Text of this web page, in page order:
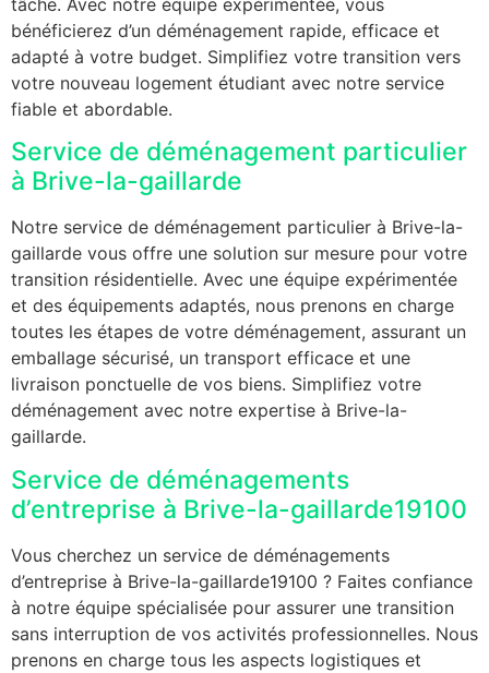
bénéficierez d’un déménagement rapide, efficace et
adapté à votre budget. Simplifiez votre transition vers
votre nouveau logement étudiant avec notre service
fiable et abordable.
Service de déménagement particulier
à Brive-la-gaillarde
Notre service de déménagement particulier à Brive-la-
gaillarde vous offre une solution sur mesure pour votre
transition résidentielle. Avec une équipe expérimentée
et des équipements adaptés, nous prenons en charge
toutes les étapes de votre déménagement, assurant un
emballage sécurisé, un transport efficace et une
livraison ponctuelle de vos biens. Simplifiez votre
déménagement avec notre expertise à Brive-la-
gaillarde.
Service de déménagements
d’entreprise à Brive-la-gaillarde19100
Vous cherchez un service de déménagements
d’entreprise à Brive-la-gaillarde19100 ? Faites confiance
à notre équipe spécialisée pour assurer une transition
sans interruption de vos activités professionnelles. Nous
prenons en charge tous les aspects logistiques et